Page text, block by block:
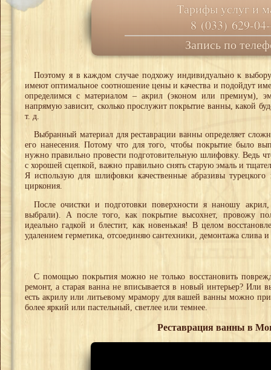
Тарифы услуг и
8 (033) 629-
Запись по
Поэтому я в каждом случае подхожу индивидуально к выбору
имеют оптимальное соотношение цены и качества и подойдут
определимся с материалом – акрил (эконом или премиум),
напрямую зависит, сколько прослужит покрытие ванны, какой
т. д.
Выбранный материал для реставрации ванны определяет
его нанесения. Потому что для того, чтобы покрытие было
нужно правильно провести подготовительную шлифовку. Ведь
с хорошей сцепкой, важно правильно снять старую эмаль и
Я использую для шлифовки качественные абразивы
циркония.
После очистки и подготовки поверхности я наношу
выбрали). А после того, как покрытие высохнет, провожу
идеально гадкой и блестит, как новенькая! В целом
удалением герметика, отсоединяю сантехники, демонтажа слива
С помощью покрытия можно не только восстановить
ремонт, а старая ванна не вписывается в новый интерьер? Или
есть акрилу или литьевому мрамору для вашей ванны можно
более яркий или пастельный, светлее или темнее.
Реставрация ванны в